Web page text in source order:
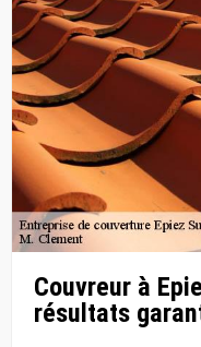
Couvreur à
résultats